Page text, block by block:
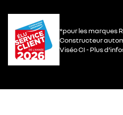
*pour les marques
Constructeur
Viséo CI - Plus